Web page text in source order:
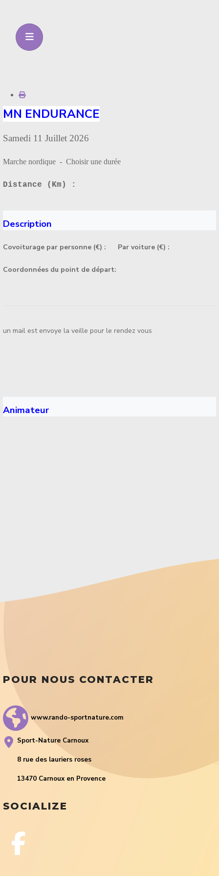
MN ENDURANCE
Samedi 11 Juillet 2026
Marche nordique - Choisir une durée
Distance (Km) :
Description
Covoiturage par personne (€) : Par voiture (€) :
Coordonnées du point de départ:
un mail est envoye la veille pour le rendez vous
Animateur
POUR NOUS CONTACTER
www.rando-sportnature.com
Sport-Nature Carnoux
8 rue des lauriers roses
13470 Carnoux en Provence
SOCIALIZE